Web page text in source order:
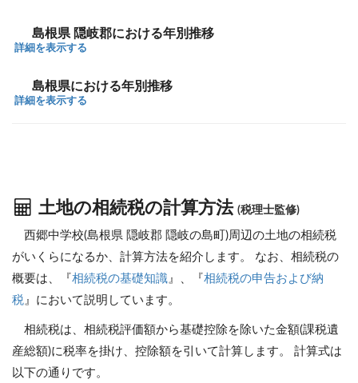
島根県 隠岐郡における年別推移
詳細を表示する
島根県における年別推移
詳細を表示する
土地の相続税の計算方法(税理士監修)
西郷中学校(島根県 隠岐郡 隠岐の島町)周辺の土地の相続税
がいくらになるか、計算方法を紹介します。 なお、相続税の
概要は、『 相続税の基礎知識』、『 相続税の申告および納
税』において説明しています。
相続税は、相続税評価額から基礎控除を除いた金額(課税遺
産総額)に税率を掛け、控除額を引いて計算します。 計算式は
以下の通りです。